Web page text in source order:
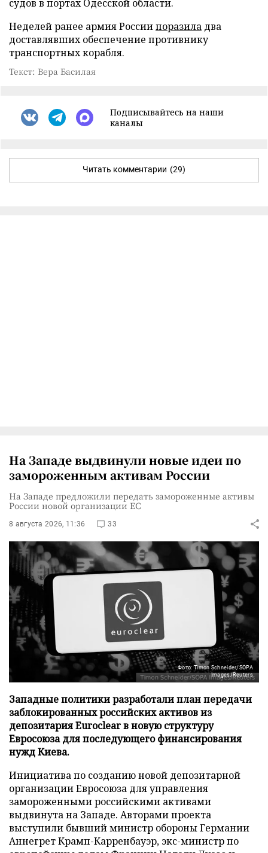
судов в портах Одесской области.
Неделей ранее армия Россиипоразила два
доставлявших обеспечение противнику
транспортных корабля.
Текст: Вера Басилая
Подписывайтесь на наши
каналы
Читать комментарии (29)
На Западе выдвинули новые идеи по
замороженным активам России
На Западе предложили передать замороженные активы
России новой организации ЕС
8 августа 2026, 11:36 33
Фото: Timon Schneider/SOPA
Images/Reuters
Западные политики разработали план передачи
заблокированных российских активов из
депозитария Euroclear в новую структуру
Евросоюза для последующего финансирования
нужд Киева.
Инициатива по созданию новой депозитарной
организации Евросоюза для управления
замороженными российскими активами
выдвинута на Западе. Авторами проекта
выступили бывший министр обороны Германии
Аннегрет Крамп-Карренбауэр, экс-министр по